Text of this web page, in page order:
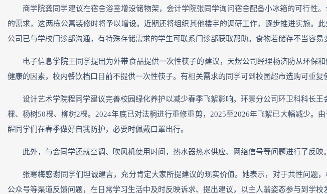
商学院龚同学建议在宿舍浴室增设储物架， 会计学院张同学询问宿舍配备小冰箱的可行性。
的需求，这两栋公寓装修时将予以增设。近期还将组织其他楼宇的调研工作，逐步推进实施。
公司已与学校门诊部沟通，有特殊存储需求的学生可联系门诊部获取帮助。食物若储存不当容
电子信息学院王同学提出为外带食品提供一次性筷子的建议，天煜公司经理杨济防从环保
健康的因素，校内餐饮档口目前不提供一次性筷子。有相关需求的同学可到校园超市选购可重复
设计艺术学院程同学建议完善校园绿化养护以减少春季飞絮影响。环景分公司环卫科科长
棵、杨树50棵、柳树2棵。2024年底已对法桐进行重修重剪，2025至2026年飞絮已大幅减少
醒同学们在春季做好自我防护，必要时佩戴口罩出行。
此外，与会同学还就空调、吹风机使用时间，热水器热水供应、网络信号等问题进行了反映。
张寒梅感谢同学们坦诚建言，充分肯定大家所提建议的现实价值。她表示，对于共性问题
公众号等渠道反馈问题，在日常学习生活中及时反映诉求、提出建议， 以主人翁姿态参与到学校